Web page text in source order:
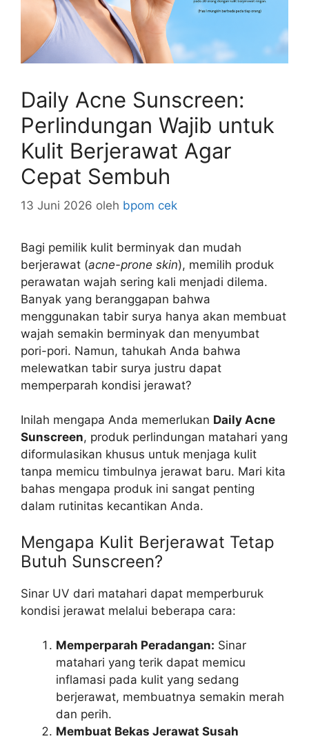
Daily Acne Sunscreen:
Perlindungan Wajib untuk
Kulit Berjerawat Agar
Cepat Sembuh
13 Juni 2026 oleh bpom cek
Bagi pemilik kulit berminyak dan mudah
berjerawat (acne-prone skin), memilih produk
perawatan wajah sering kali menjadi dilema.
Banyak yang beranggapan bahwa
menggunakan tabir surya hanya akan membuat
wajah semakin berminyak dan menyumbat
pori-pori. Namun, tahukah Anda bahwa
melewatkan tabir surya justru dapat
memperparah kondisi jerawat?
Inilah mengapa Anda memerlukan Daily Acne
Sunscreen, produk perlindungan matahari yang
diformulasikan khusus untuk menjaga kulit
tanpa memicu timbulnya jerawat baru. Mari kita
bahas mengapa produk ini sangat penting
dalam rutinitas kecantikan Anda.
Mengapa Kulit Berjerawat Tetap
Butuh Sunscreen?
Sinar UV dari matahari dapat memperburuk
kondisi jerawat melalui beberapa cara:
Memperparah Peradangan: Sinar
matahari yang terik dapat memicu
inflamasi pada kulit yang sedang
berjerawat, membuatnya semakin merah
dan perih.
Membuat Bekas Jerawat Susah